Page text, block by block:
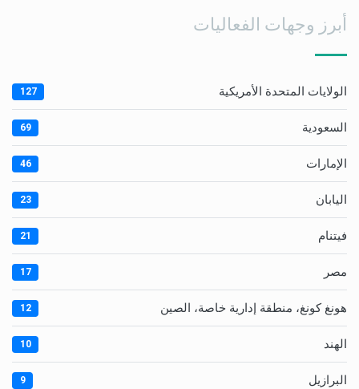
أبرز وجهات الفعاليات
الولايات المتحدة الأمريكية 127
السعودية 69
الإمارات 46
اليابان 23
فيتنام 21
مصر 17
هونغ كونغ، منطقة إدارية خاصة، الصين 12
الهند 10
البرازيل 9